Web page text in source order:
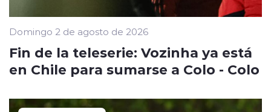
Domingo 2 de agosto de 2026
Fin de la teleserie: Vozinha ya está
en Chile para sumarse a Colo - Colo